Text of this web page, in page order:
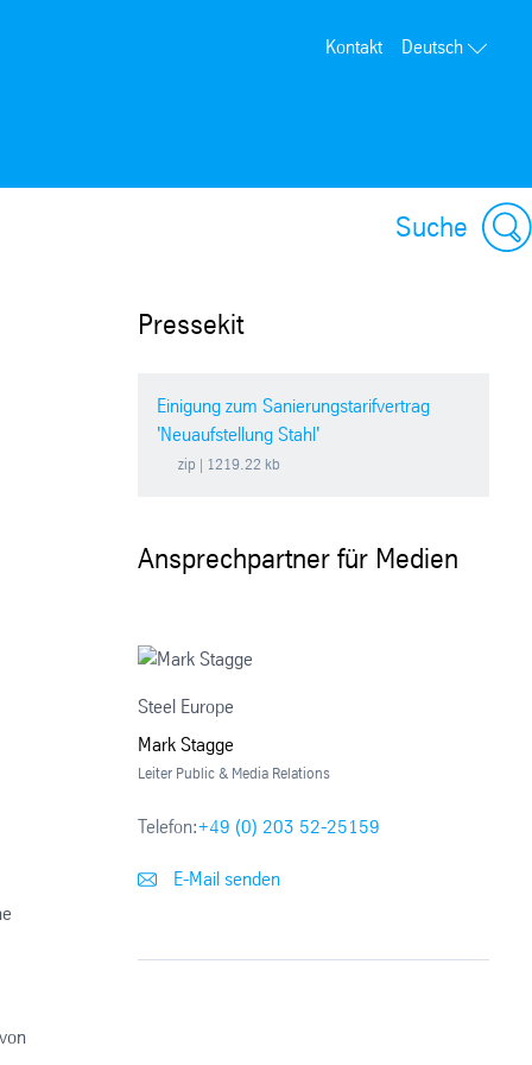
Kontakt Deutsch
Suche
Pressekit
Einigung zum Sanierungstarifvertrag
'Neuaufstellung Stahl'
zip | 1219.22 kb
Ansprechpartner für Medien
Steel Europe
Mark Stagge
Leiter Public & Media Relations
Telefon:+49 (0) 203 52-25159
E-Mail senden